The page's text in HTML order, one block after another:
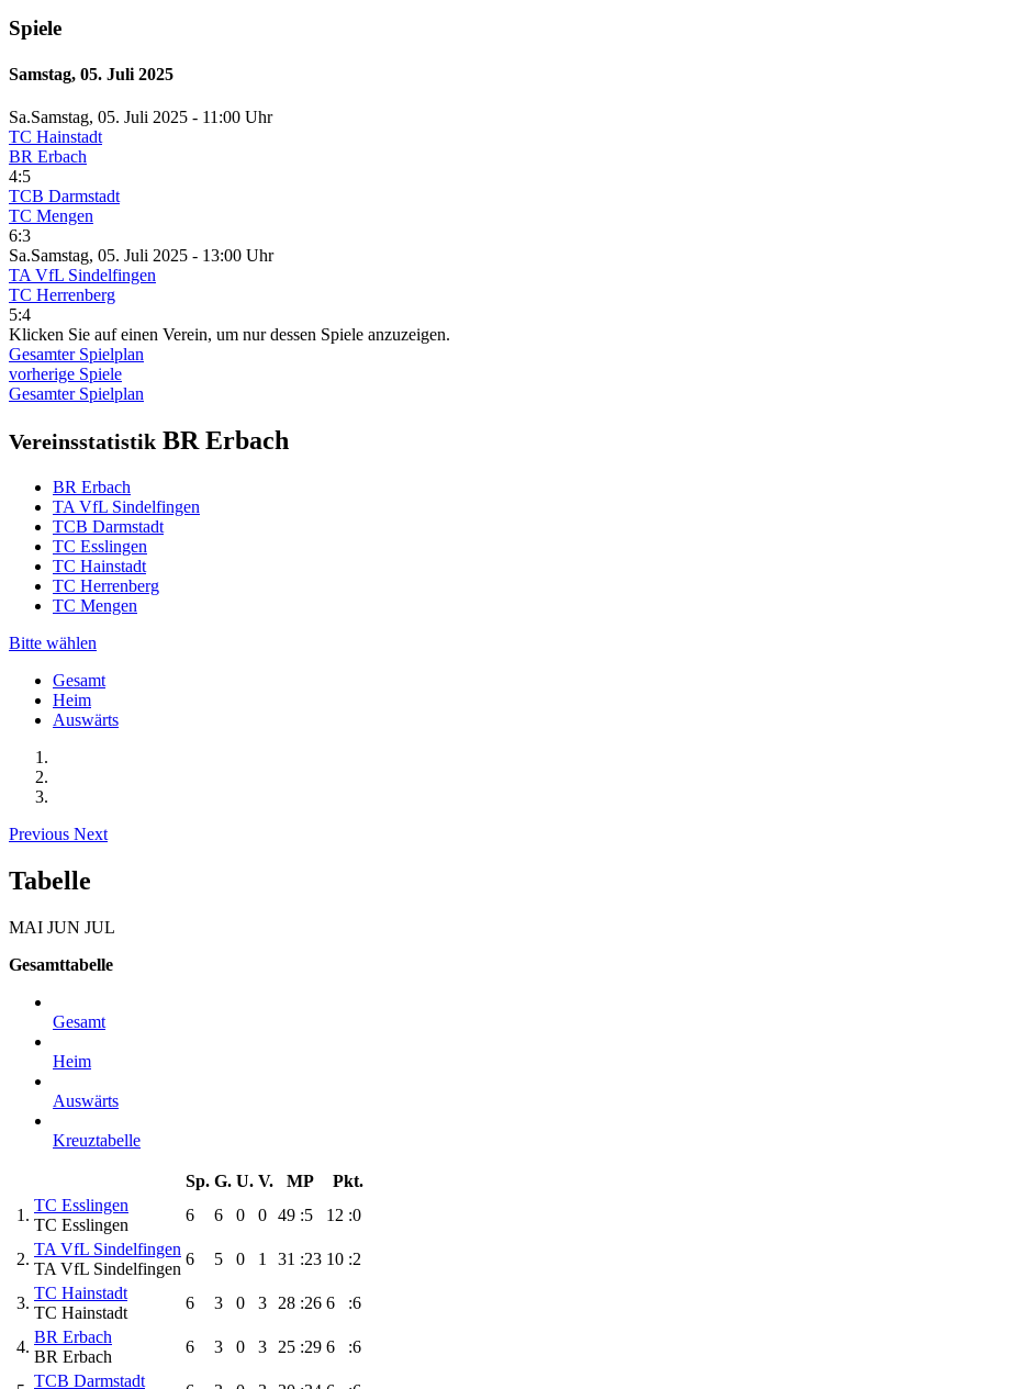
Spiele
Samstag, 05. Juli 2025
Sa.Samstag, 05. Juli 2025 - 11:00 Uhr
TC Hainstadt
BR Erbach
4:5
TCB Darmstadt
TC Mengen
6:3
Sa.Samstag, 05. Juli 2025 - 13:00 Uhr
TA VfL Sindelfingen
TC Herrenberg
5:4
Klicken Sie auf einen Verein, um nur dessen Spiele anzuzeigen.
Gesamter Spielplan
vorherige Spiele
Gesamter Spielplan
Vereinsstatistik BR Erbach
BR Erbach
TA VfL Sindelfingen
TCB Darmstadt
TC Esslingen
TC Hainstadt
TC Herrenberg
TC Mengen
Bitte wählen
Gesamt
Heim
Auswärts
Previous Next
Tabelle
MAI JUN JUL
Gesamttabelle
Gesamt
Heim
Auswärts
Kreuztabelle
Sp. G. U. V. MP
Pkt.
1.
TC Esslingen
TC Esslingen
6 6 0 0 49 :5 12 :0
2.
TA VfL Sindelfingen
TA VfL Sindelfingen
6 5 0 1 31 :23 10 :2
3.
TC Hainstadt
TC Hainstadt
6 3 0 3 28 :26 6 :6
4.
BR Erbach
BR Erbach
6 3 0 3 25 :29 6 :6
TCB Darmstadt